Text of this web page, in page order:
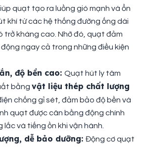
quạt tạo ra luồng gió mạnh và ổn
khí từ các hệ thống đường ống dài
trở kháng cao. Nhờ đó, quạt đảm
ngay cả trong những điều kiện
độ bền cao: Quạt hút ly tâm
bằng vật liệu thép chất lượng
chống gỉ sét, đảm bảo độ bền và
quạt được cân bằng động chính
lắc và tiếng ồn khi vận hành.
dễ bảo dưỡng: Động cơ quạt